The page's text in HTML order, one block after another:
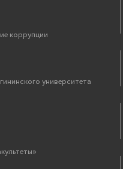
коррупции
университета